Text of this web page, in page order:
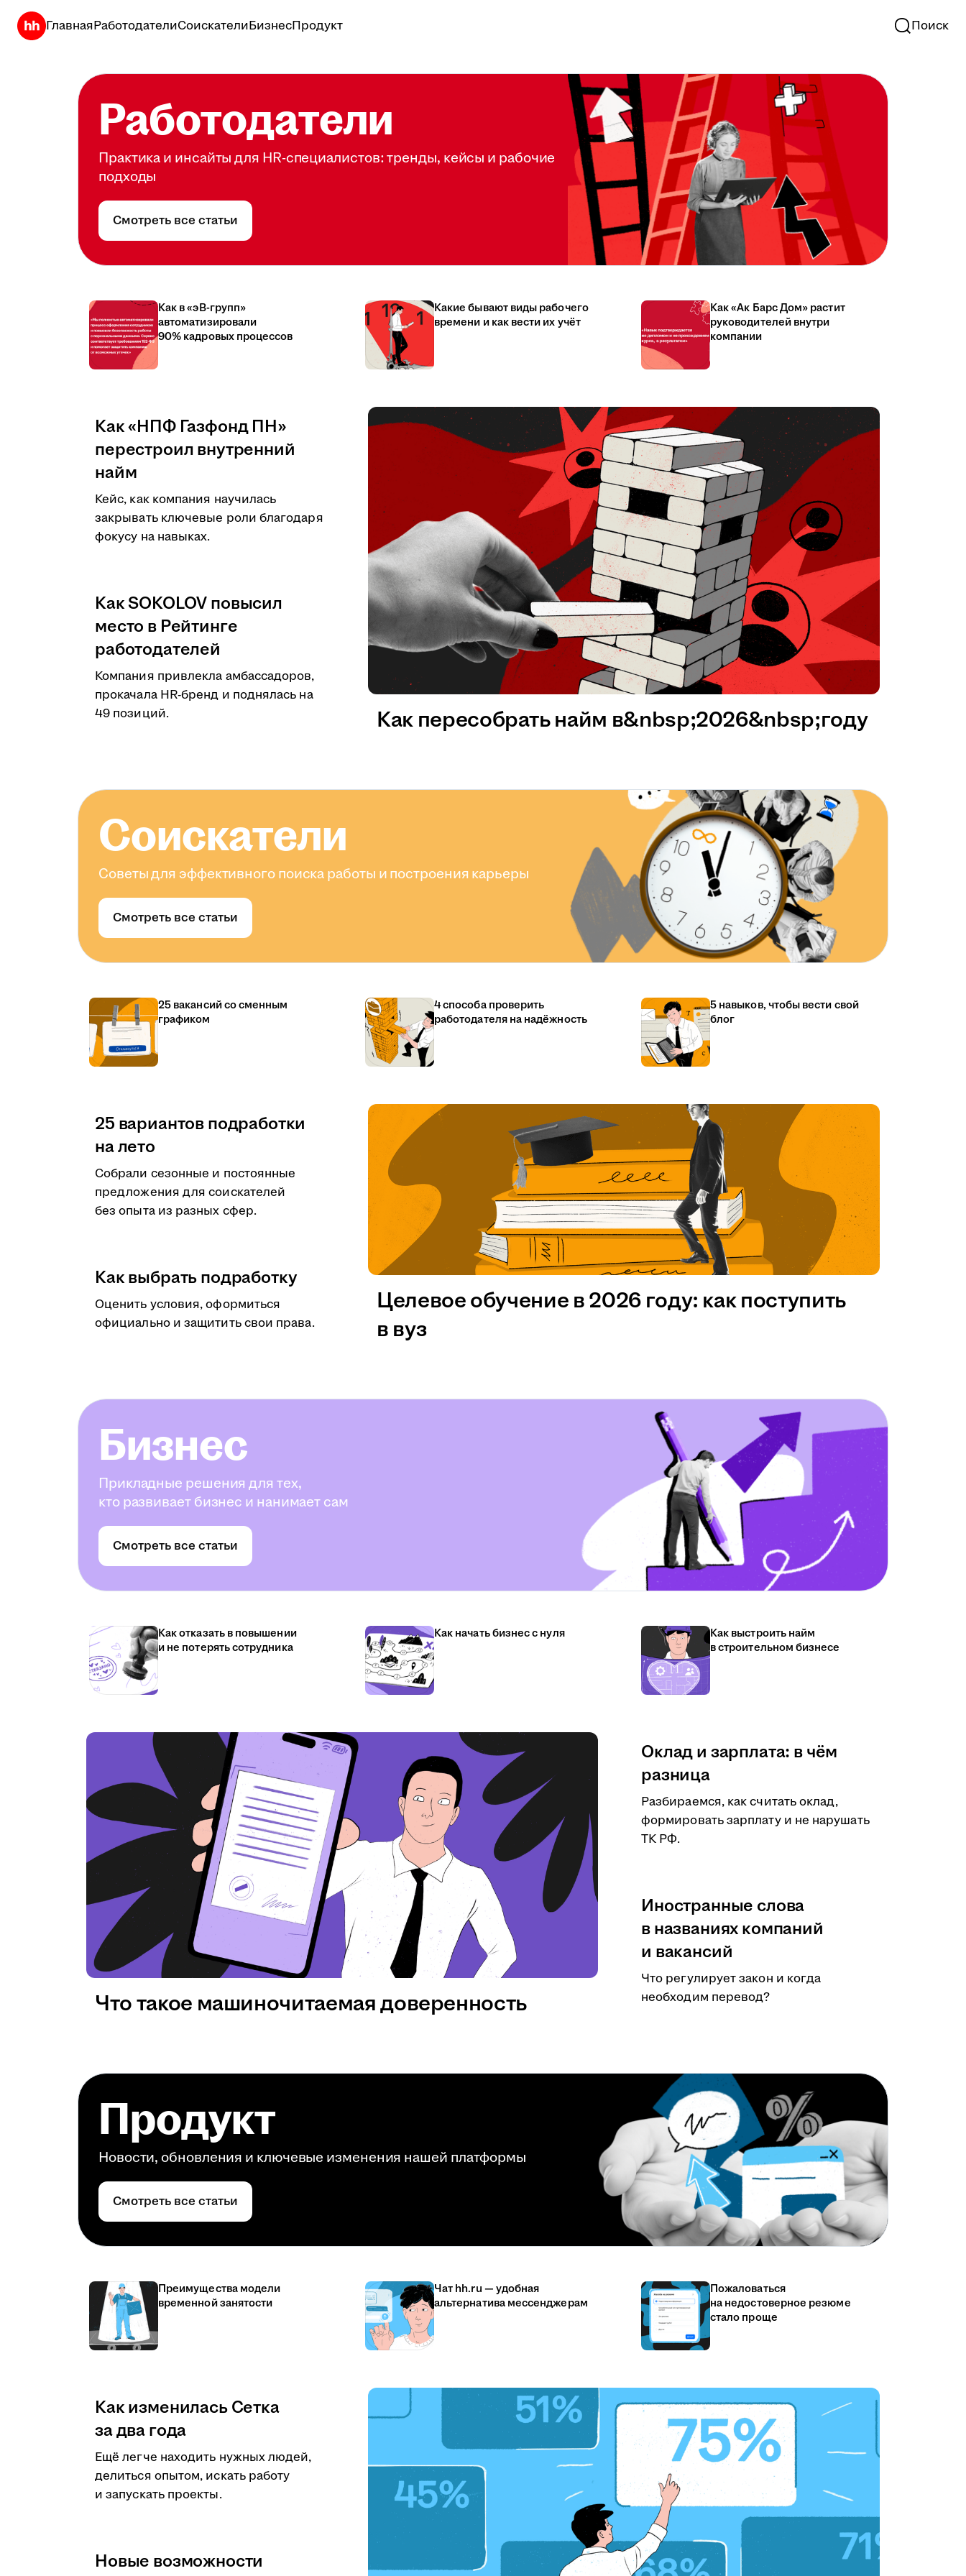
ГлавнаяРаботодателиСоискателиБизнесПродукт Поиск
Работодатели
Практика и инсайты для HR-специалистов: тренды, кейсы и рабочие
подходы
Смотреть все статьи
Как в «эВ-групп»
автоматизировали
90% кадровых процессов
Какие бывают виды рабочего
времени и как вести их учёт
Как «Ак Барс Дом» растит
руководителей внутри
компании
Как «НПФ Газфонд ПН»
перестроил внутренний
найм
Кейс, как компания научилась
закрывать ключевые роли благодаря
фокусу на навыках.
Как SOKOLOV повысил
место в Рейтинге
работодателей
Компания привлекла амбассадоров,
прокачала HR-бренд и поднялась на
49 позиций.
Как пересобрать найм в&nbsp;2026&nbsp;году
Соискатели
Советы для эффективного поиска работы и построения карьеры
Смотреть все статьи
25 вакансий со сменным
графиком
4 способа проверить
работодателя на надёжность
5 навыков, чтобы вести свой
блог
25 вариантов подработки
на лето
Собрали сезонные и постоянные
предложения для соискателей
без опыта из разных сфер.
Как выбрать подработку
Оценить условия, оформиться
официально и защитить свои права.
Целевое обучение в 2026 году: как поступить
в вуз
Бизнес
Прикладные решения для тех,
кто развивает бизнес и нанимает сам
Смотреть все статьи
Как отказать в повышении
и не потерять сотрудника
Как начать бизнес с нуля
Как выстроить найм
в строительном бизнесе
Оклад и зарплата: в чём
разница
Разбираемся, как считать оклад,
формировать зарплату и не нарушать
ТК РФ.
Иностранные слова
в названиях компаний
и вакансий
Что регулирует закон и когда
необходим перевод?
Что такое машиночитаемая доверенность
Продукт
Новости, обновления и ключевые изменения нашей платформы
Смотреть все статьи
Преимущества модели
временной занятости
Чат hh.ru — удобная
альтернатива мессенджерам
Пожаловаться
на недостоверное резюме
стало проще
Как изменилась Сетка
за два года
Ещё легче находить нужных людей,
делиться опытом, искать работу
и запускать проекты.
Новые возможности